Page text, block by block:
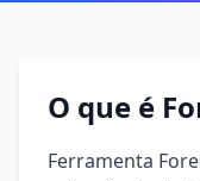
O que é
Ferramenta